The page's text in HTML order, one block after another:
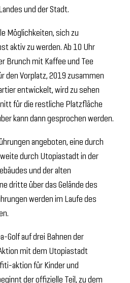
und der Stadt.
Möglichkeiten, sich zu
aktiv zu werden. Ab 10 Uhr
Brunch mit Kaffee und Tee
den Vorplatz, 2019 zusammen
entwickelt, wird zu sehen
für die restliche Platzfläche
kann dann gesprochen werden.
angeboten, eine durch
durch Utopiastadt in der
und der alten
dritte über das Gelände des
werden im Laufe des
Golf auf drei Bahnen der
mit dem Utopiastadt
aktion für Kinder und
der offizielle Teil, zu dem